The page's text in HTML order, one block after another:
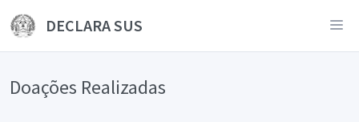
DECLARA SUS
Doações Realizadas